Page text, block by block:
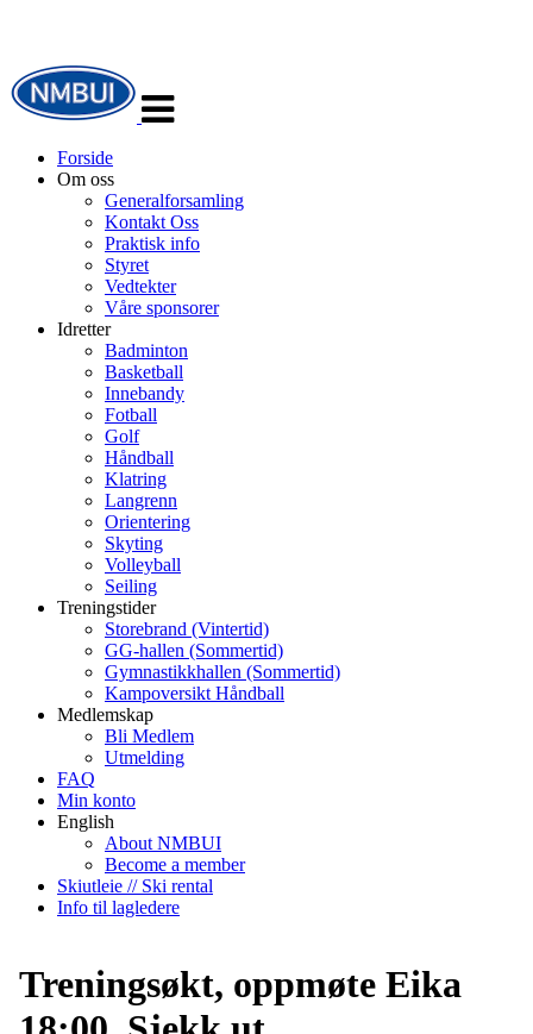
navigasjon
Forside
Om oss
Generalforsamling
Kontakt Oss
Praktisk info
Styret
Vedtekter
Våre sponsorer
Idretter
Badminton
Basketball
Innebandy
Fotball
Golf
Håndball
Klatring
Langrenn
Orientering
Skyting
Volleyball
Seiling
Treningstider
Storebrand (Vintertid)
GG-hallen (Sommertid)
Gymnastikkhallen (Sommertid)
Kampoversikt Håndball
Medlemskap
Bli Medlem
Utmelding
FAQ
Min konto
English
About NMBUI
Become a member
Skiutleie // Ski rental
Info til lagledere
Treningsøkt, oppmøte Eika